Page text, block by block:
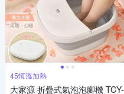
45恆溫加熱
大家源 折疊式氣泡泡腳機 TCY-